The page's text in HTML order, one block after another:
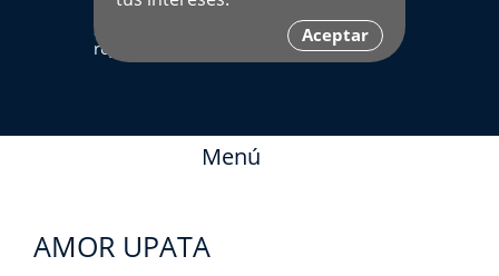
Aceptar
Ingresa aquí
Sí ya estás
registrado
Menú
AMOR UPATA